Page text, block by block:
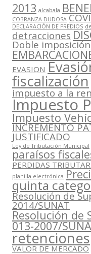
2013 alcabala
COBRANZA DUDOSA
DECLARACIÓN DE PREDIOS
detracciones
Doble imposición
EVASION
fiscalización
impuesto a la
Impuesto
Impuesto
INCREMENTO
JUSTIFICADO
Ley de Tributación Municipal
paraísos
PERDIDAS
planilla electrónica
quinta
Resolución de
2014/SUNAT
Resolución de
013-2007/
retenciones
VALOR DE MERCADO